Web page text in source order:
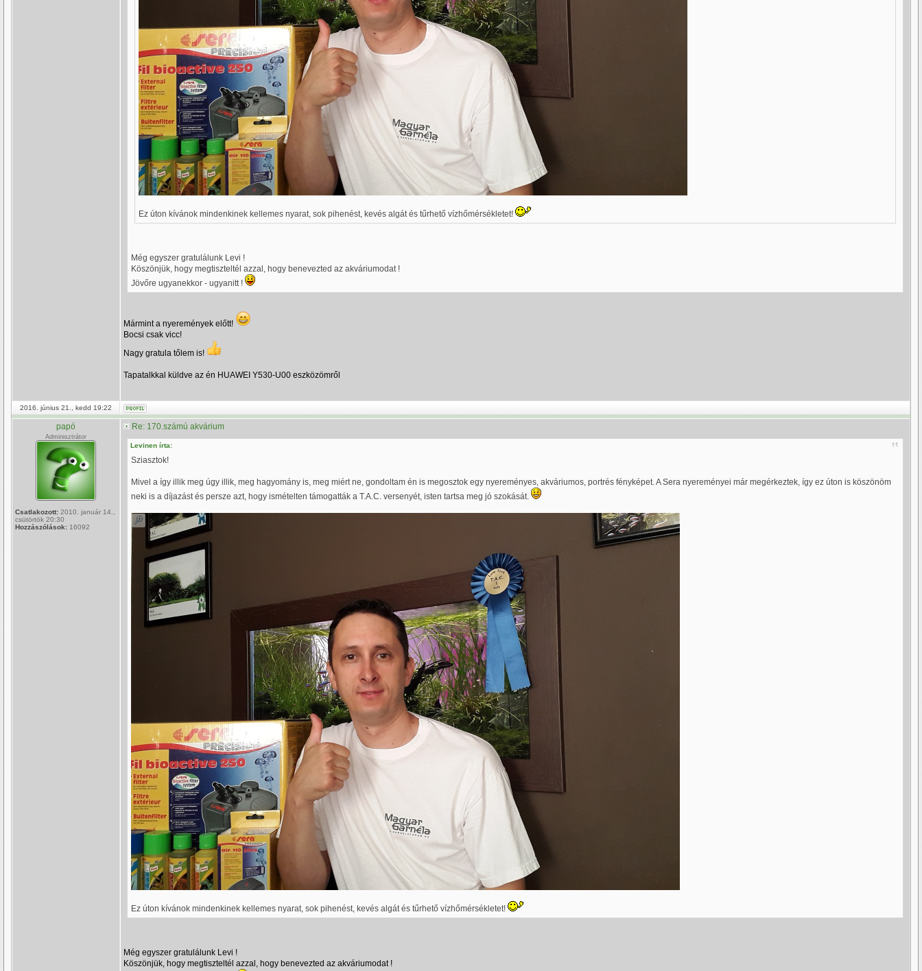
Ez úton kívánok mindenkinek kellemes nyarat, sok pihenést, kevés algát és tűrhető vízhőmérsékletet!
Még egyszer gratulálunk Levi !
Köszönjük, hogy megtiszteltél azzal, hogy benevezted az akváriumodat !
Jövőre ugyanekkor - ugyanitt !
Mármint a nyeremények előtt!
Bocsi csak vicc!
Nagy gratula tőlem is!
Tapatalkkal küldve az én HUAWEI Y530-U00 eszközömről
2016. június 21., kedd 19:22
papó
Adminisztrátor
Csatlakozott: 2010. január 14.,
csütörtök 20:30
Hozzászólások: 16092
Re: 170.számú akvárium
Levinen írta:
Sziasztok!
Mivel a így illik meg úgy illik, meg hagyomány is, meg miért ne, gondoltam én is megosztok egy nyereményes, akváriumos, portrés fényképet. A Sera nyereményei már megérkeztek, így ez úton is köszönöm
neki is a díjazást és persze azt, hogy ismételten támogatták a T.A.C. versenyét, isten tartsa meg jó szokását.
Ez úton kívánok mindenkinek kellemes nyarat, sok pihenést, kevés algát és tűrhető vízhőmérsékletet!
Még egyszer gratulálunk Levi !
Köszönjük, hogy megtiszteltél azzal, hogy benevezted az akváriumodat !